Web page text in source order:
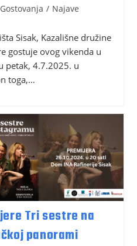
Gostovanja / Najave
Sisak, Kazališne družine
gostuje ovog vikenda u
petak, 4.7.2025. u
toga,…
Tri sestre na
panorami